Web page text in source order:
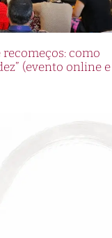
recomeços: como
(evento online e